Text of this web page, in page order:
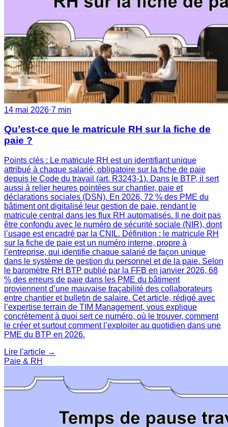
14 mai 2026·7 min
Qu’est-ce que le matricule RH sur la fiche de
paie ?
Points clés : Le matricule RH est un identifiant unique
attribué à chaque salarié, obligatoire sur la fiche de paie
depuis le Code du travail (art. R3243-1). Dans le BTP, il sert
aussi à relier heures pointées sur chantier, paie et
déclarations sociales (DSN). En 2026, 72 % des PME du
bâtiment ont digitalisé leur gestion de paie, rendant le
matricule central dans les flux RH automatisés. Il ne doit pas
être confondu avec le numéro de sécurité sociale (NIR), dont
l’usage est encadré par la CNIL. Définition : le matricule RH
sur la fiche de paie est un numéro interne, propre à
l’entreprise, qui identifie chaque salarié de façon unique
dans le système de gestion du personnel et de la paie. Selon
le baromètre RH BTP publié par la FFB en janvier 2026, 68
% des erreurs de paie dans les PME du bâtiment
proviennent d’une mauvaise traçabilité des collaborateurs
entre chantier et bulletin de salaire. Cet article, rédigé avec
l’expertise terrain de TIM Management, vous explique
concrètement à quoi sert ce numéro, où le trouver, comment
le créer et surtout comment l’exploiter au quotidien dans une
PME du BTP en 2026.
Lire l'article →
Paie & RH